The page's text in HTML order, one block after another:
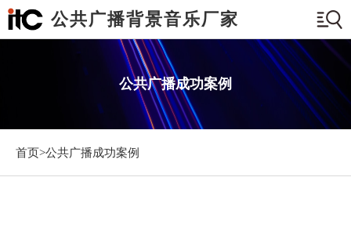
公共广播背景音乐厂家
公共广播成功案例
首页>公共广播成功案例